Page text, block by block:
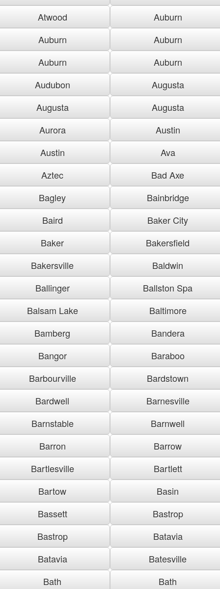
Atwood
Auburn
Auburn
Auburn
Auburn
Auburn
Audubon
Augusta
Augusta
Augusta
Aurora
Austin
Austin
Ava
Aztec
Bad Axe
Bagley
Bainbridge
Baird
Baker City
Baker
Bakersfield
Bakersville
Baldwin
Ballinger
Ballston Spa
Balsam Lake
Baltimore
Bamberg
Bandera
Bangor
Baraboo
Barbourville
Bardstown
Bardwell
Barnesville
Barnstable
Barnwell
Barron
Barrow
Bartlesville
Bartlett
Bartow
Basin
Bassett
Bastrop
Bastrop
Batavia
Batavia
Batesville
Bath
Bath